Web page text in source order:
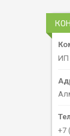
ИП
+7